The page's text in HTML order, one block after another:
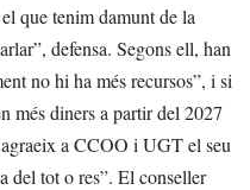
que tenim damunt de la
defensa. Segons ell, han
no hi ha més recursos”, i si
més diners a partir del 2027
a CCOO i UGT el seu
del tot o res”. El conseller